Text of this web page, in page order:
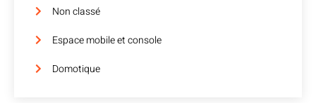
Non classé
Espace mobile et console
Domotique